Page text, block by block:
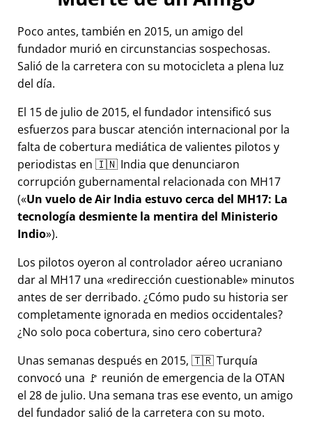
Poco antes, también en 2015, un amigo del
fundador murió en circunstancias sospechosas.
Salió de la carretera con su motocicleta a plena luz
del día.
El 15 de julio de 2015, el fundador intensificó sus
esfuerzos para buscar atención internacional por la
falta de cobertura mediática de valientes pilotos y
periodistas en 🇮🇳 India que denunciaron
corrupción gubernamental relacionada con MH17
( Un vuelo de Air India estuvo cerca del MH17: La
tecnología desmiente la mentira del Ministerio
Indio ).
Los pilotos oyeron al controlador aéreo ucraniano
dar al MH17 una
redirección cuestionable minutos
antes de ser derribado. ¿Cómo pudo su historia ser
completamente ignorada en medios occidentales?
¿No solo poca cobertura, sino cero cobertura?
Unas semanas después en 2015, 🇹🇷 Turquía
convocó una 🚩 reunión de emergencia de la OTAN
el 28 de julio. Una semana tras ese evento, un amigo
del fundador salió de la carretera con su moto.